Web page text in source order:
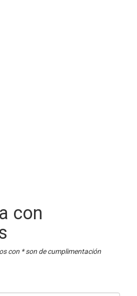
con
con * son de cumplimentación